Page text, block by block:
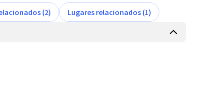
(2) Lugares relacionados (1)